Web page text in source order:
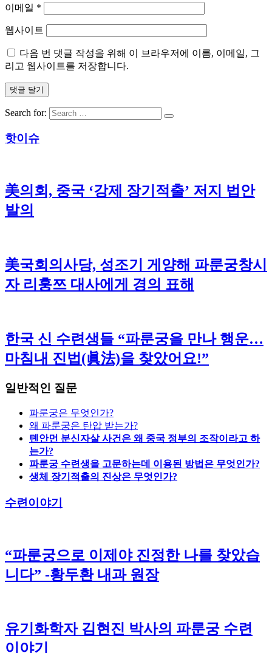
이메일 *
웹사이트
다음 번 댓글 작성을 위해 이 브라우저에 이름, 이메일, 그
리고 웹사이트를 저장합니다.
Search for:
핫이슈
美의회, 중국 ‘강제 장기적출’ 저지 법안
발의
美국회의사당, 성조기 게양해 파룬궁창시
자 리훙쯔 대사에게 경의 표해
한국 신 수련생들 “파룬궁을 만나 행운…
마침내 진법(眞法)을 찾았어요!”
일반적인 질문
파룬궁은 무엇인가?
왜 파룬궁은 탄압 받는가?
톈안먼 분신자살 사건은 왜 중국 정부의 조작이라고 하
는가?
파룬궁 수련생을 고문하는데 이용된 방법은 무엇인가?
생체 장기적출의 진상은 무엇인가?
수련이야기
“파룬궁으로 이제야 진정한 나를 찾았습
니다” -황두환 내과 원장
유기화학자 김현진 박사의 파룬궁 수련
이야기